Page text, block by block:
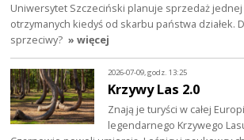
Uniwersytet Szczeciński planuje sprzedaż
otrzymanych kiedyś od skarbu państwa działek.
sprzeciwy? » więcej
2026-07-09, godz. 13:25
Krzywy Las 2.0
Znają je turyści w całej
legendarnego Krzywego